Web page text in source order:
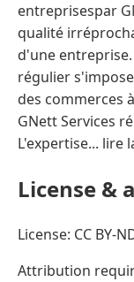
entreprisespar
qualité
d'une
régulier
des commerces
GNett Services
L'expertise... lire
License &
License: CC BY-
Attribution